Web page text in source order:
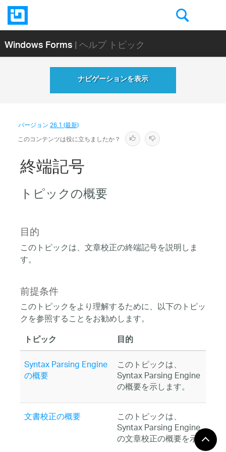
Windows Forms| ヘルプ トピック
ナビゲーションを表示
バージョン26.1 (最新)
このコンテンツは役に立ちましたか？
終端記号
トピックの概要
目的
このトピックは、文章校正の終端記号を説明しま
す。
前提条件
このトピックをより理解するために、以下のトピッ
クを参照することをお勧めします。
トピック 目的
Syntax Parsing Engine
の概要
このトピックは、
Syntax Parsing Engine
の概要を示します。
文書校正の概要
このトピックは、
Syntax Parsing Engine
の文章校正の概要を示